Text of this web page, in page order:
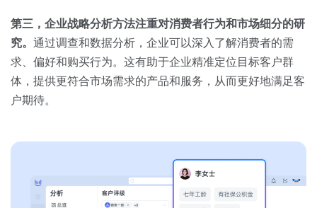
第三，企业战略分析方法注重对消费者行为和市场细分的研
究。 通过调查和数据分析，企业可以深入了解消费者的需
求、偏好和购买行为。这有助于企业精准定位目标客户群
体，提供更符合市场需求的产品和服务，从而更好地满足客
户期待。